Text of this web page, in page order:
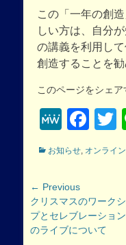
この「一年の創
しい方は、自分
の講義を利用し
創造することを勧
このページをシェ
MeWe
Categories
お知らせ オンライ
投
稿
ナ
ビ
← Previous
Previous
post:
クリスマスのワーク
プとセレブレーショ
のライブについて